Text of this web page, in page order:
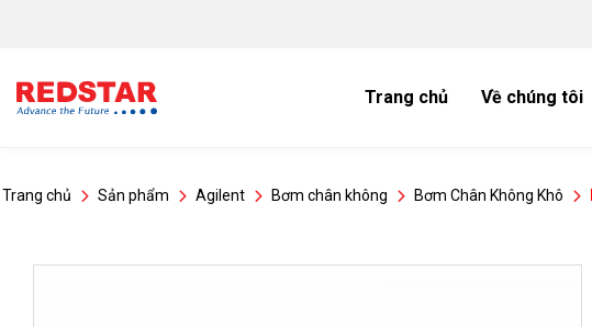
dung
Trang chủ Về chúng tôi
Trang chủ Sản phẩm Agilent Bơm chân không Bơm Chân Không Khô